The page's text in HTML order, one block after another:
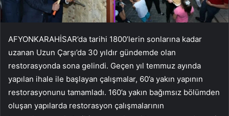
AFYONKARAHİSAR’da tarihi 1800’lerin sonlarına kadar
uzanan Uzun Çarşı’da 30 yıldır gündemde olan
restorasyonda sona gelindi. Geçen yıl temmuz ayında
yapılan ihale ile başlayan çalışmalar, 60’a yakın yapının
restorasyonunu tamamladı. 160’a yakın bağımsız bölümden
oluşan yapılarda restorasyon çalışmalarının